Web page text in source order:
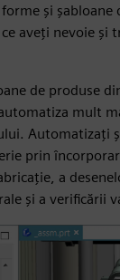
și șabloane
aveți nevoie și
de produse
mult
Automatizați
prin
a
și a verificării